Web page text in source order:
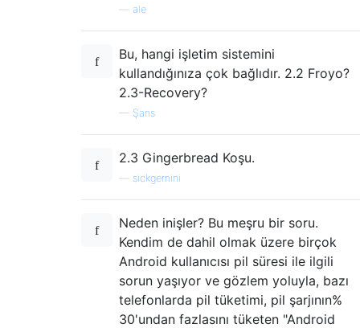
ale
Bu, hangi işletim sistemini
kullandığınıza çok bağlıdır. 2.2 Froyo?
2.3-Recovery?
— Şans
2.3 Gingerbread Koşu.
sickgemini
Neden inişler? Bu meşru bir soru.
Kendim de dahil olmak üzere birçok
Android kullanıcısı pil süresi ile ilgili
sorun yaşıyor ve gözlem yoluyla, bazı
telefonlarda pil tüketimi, pil şarjının%
30'undan fazlasını tüketen "Android